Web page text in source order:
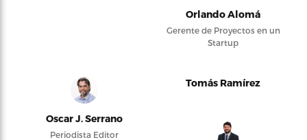
Orlando Alomá
Gerente de Proyectos en un
Startup
Oscar J. Serrano
Periodista Editor
Tomás Ramírez